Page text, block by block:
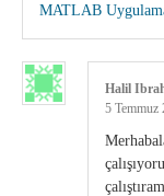
MATLAB
Halil
5 Temmuz